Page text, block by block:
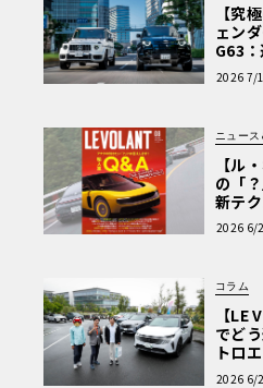
【究
ェン
G63
極的
2026 7/1
ニュース
【ル
の「
新テ
車Q&A
2026 6/
コラム
【LE
でど
トロ
読者
2026 6/